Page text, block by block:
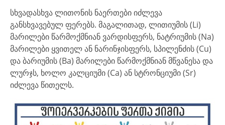
სხვადასხვა ლითონის ნაერთები იძლევა
განსხვავებულ ფერებს. მაგალითად, ლითიუმის (Li)
მარილები წარმოქმნიან ვარდისფერს, ნატრიუმის (Na)
მარილები ყვითელ ან ნარინჯისფერს, სპილენძის (Cu)
და ბარიუმის (Ba) მარილები წარმოქმნიან მწვანესა და
ლურჯს, ხოლო კალციუმი (Ca) ან სტრონციუმი (Sr)
იძლევა წითელს.